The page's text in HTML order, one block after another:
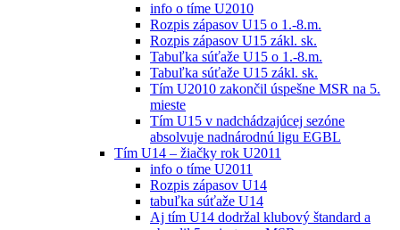
info o tíme U2010
Rozpis zápasov U15 o 1.-8.m.
Rozpis zápasov U15 zákl. sk.
Tabuľka súťaže U15 o 1.-8.m.
Tabuľka súťaže U15 zákl. sk.
Tím U2010 zakončil úspešne MSR na 5.
mieste
Tím U15 v nadchádzajúcej sezóne
absolvuje nadnárodnú ligu EGBL
Tím U14 – žiačky rok U2011
info o tíme U2011
Rozpis zápasov U14
tabuľka súťaže U14
Aj tím U14 dodržal klubový štandard a